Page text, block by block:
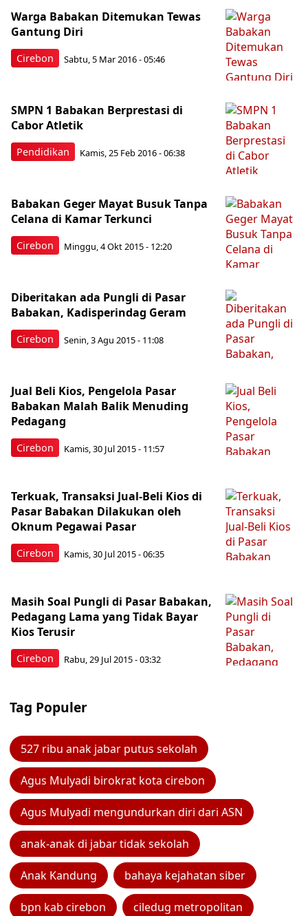
Cirebon
Warga Babakan Ditemukan Tewas
Gantung Diri
Sabtu, 5 Mar 2016 - 05:46
Pendidikan
SMPN 1 Babakan Berprestasi di
Cabor Atletik
Kamis, 25 Feb 2016 - 06:38
Cirebon
Babakan Geger Mayat Busuk Tanpa
Celana di Kamar Terkunci
Minggu, 4 Okt 2015 - 12:20
Cirebon
Diberitakan ada Pungli di Pasar
Babakan, Kadisperindag Geram
Senin, 3 Agu 2015 - 11:08
Cirebon
Jual Beli Kios, Pengelola Pasar
Babakan Malah Balik Menuding
Pedagang
Kamis, 30 Jul 2015 - 11:57
Cirebon
Terkuak, Transaksi Jual-Beli Kios di
Pasar Babakan Dilakukan oleh
Oknum Pegawai Pasar
Kamis, 30 Jul 2015 - 06:35
Cirebon
Masih Soal Pungli di Pasar Babakan,
Pedagang Lama yang Tidak Bayar
Kios Terusir
Rabu, 29 Jul 2015 - 03:32
Tag Populer
527 ribu anak jabar putus sekolah
Agus Mulyadi birokrat kota cirebon
Agus Mulyadi mengundurkan diri dari ASN
anak-anak di jabar tidak sekolah
Anak Kandung bahaya kejahatan siber
bpn kab cirebon ciledug metropolitan